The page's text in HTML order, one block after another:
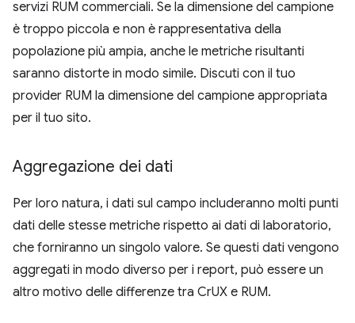
servizi RUM commerciali. Se la dimensione del campione
è troppo piccola e non è rappresentativa della
popolazione più ampia, anche le metriche risultanti
saranno distorte in modo simile. Discuti con il tuo
provider RUM la dimensione del campione appropriata
per il tuo sito.
Aggregazione dei dati
Per loro natura, i dati sul campo includeranno molti punti
dati delle stesse metriche rispetto ai dati di laboratorio,
che forniranno un singolo valore. Se questi dati vengono
aggregati in modo diverso per i report, può essere un
altro motivo delle differenze tra CrUX e RUM.